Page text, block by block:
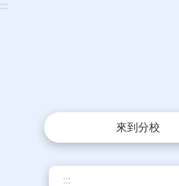
跳到主要內容區塊
:::
來到分校
:::